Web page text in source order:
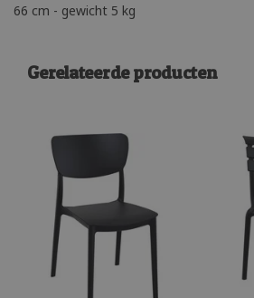
66 cm - gewicht 5 kg
Gerelateerde producten